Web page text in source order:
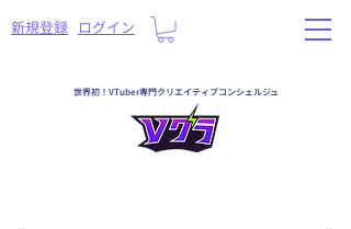
​新規登録 ログイン
世界初！VTuber専門クリエイティブコンシェルジュ